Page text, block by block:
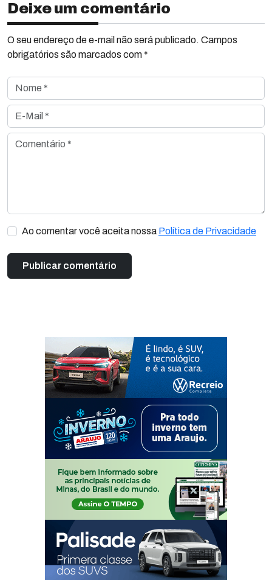
Deixe um comentário
O seu endereço de e-mail não será publicado. Campos
obrigatórios são marcados com *
Nome *
E-Mail *
Comentário *
Ao comentar você aceita nossa Política de Privacidade